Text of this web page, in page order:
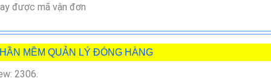
được mã vận đơn
MỀM QUẢN LÝ ĐÓNG HÀNG
2306.